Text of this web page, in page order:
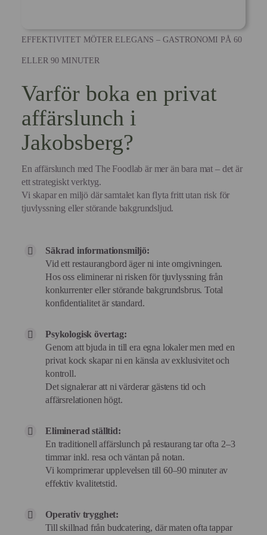
EFFEKTIVITET MÖTER ELEGANS – GASTRONOMI PÅ 60
ELLER 90 MINUTER
Varför boka en privat
affärslunch i
Jakobsberg?
En affärslunch med The Foodlab är mer än bara mat – det är
ett strategiskt verktyg.
Vi skapar en miljö där samtalet kan flyta fritt utan risk för
tjuvlyssning eller störande bakgrundsljud.
Säkrad informationsmiljö:
Vid ett restaurangbord äger ni inte omgivningen.
Hos oss eliminerar ni risken för tjuvlyssning från
konkurrenter eller störande bakgrundsbrus. Total
konfidentialitet är standard.
Psykologisk övertag:
Genom att bjuda in till era egna lokaler men med en
privat kock skapar ni en känsla av exklusivitet och
kontroll.
Det signalerar att ni värderar gästens tid och
affärsrelationen högt.
Eliminerad ställtid:
En traditionell affärslunch på restaurang tar ofta 2–3
timmar inkl. resa och väntan på notan.
Vi komprimerar upplevelsen till 60–90 minuter av
effektiv kvalitetstid.
Operativ trygghet:
Till skillnad från budcatering, där maten ofta tappar